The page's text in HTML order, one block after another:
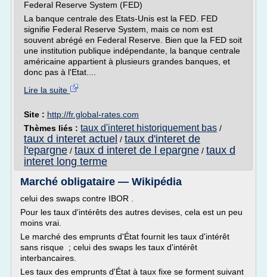
Federal Reserve System (FED)
La banque centrale des Etats-Unis est la FED. FED
signifie Federal Reserve System, mais ce nom est
souvent abrégé en Federal Reserve. Bien que la FED soit
une institution publique indépendante, la banque centrale
américaine appartient à plusieurs grandes banques, et
donc pas à l'Etat....
Lire la suite
Site : http://fr.global-rates.com
Thèmes liés : taux d'interet historiquement bas /
taux d interet actuel / taux d'interet de
l'epargne / taux d interet de l epargne / taux d
interet long terme
Marché obligataire — Wikipédia
celui des swaps contre IBOR .
Pour les taux d'intérêts des autres devises, cela est un peu
moins vrai.
Le marché des emprunts d'État fournit les taux d'intérêt
sans risque ; celui des swaps les taux d'intérêt
interbancaires.
Les taux des emprunts d'État à taux fixe se forment suivant